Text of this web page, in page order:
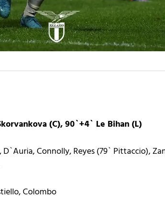
(C), 90`+4` Le Bihan (L)
D`Auria, Connolly, Reyes (79` Pittaccio),
Colombo